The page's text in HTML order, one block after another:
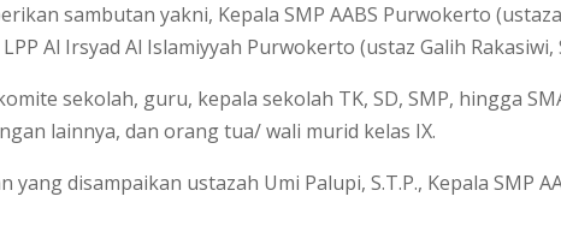
sambutan yakni, Kepala SMP AABS Purwokerto
Al Irsyad Al Islamiyyah Purwokerto (ustaz Galih Rakasiwi,
sekolah, guru, kepala sekolah TK, SD, SMP, hingga
lainnya, dan orang tua/ wali murid kelas IX.
yang disampaikan ustazah Umi Palupi, S.T.P., Kepala SMP